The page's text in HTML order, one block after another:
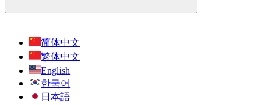
简体中文
繁体中文
English
한국어
日本語